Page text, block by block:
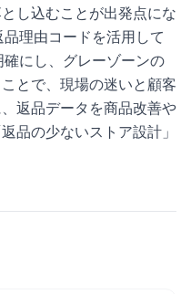
し込むことが出発点にな
理由コードを活用して
にし、グレーゾーンの
とで、現場の迷いと顧客
返品データを商品改善や
品の少ないストア設計」